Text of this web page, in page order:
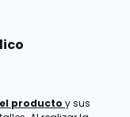
producto y sus